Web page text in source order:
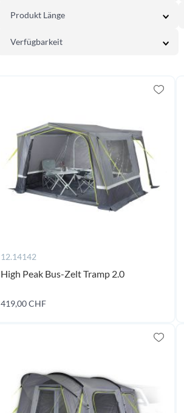
Produkt Länge
Verfügbarkeit
12.14142
High Peak Bus-Zelt Tramp 2.0
419,00 CHF